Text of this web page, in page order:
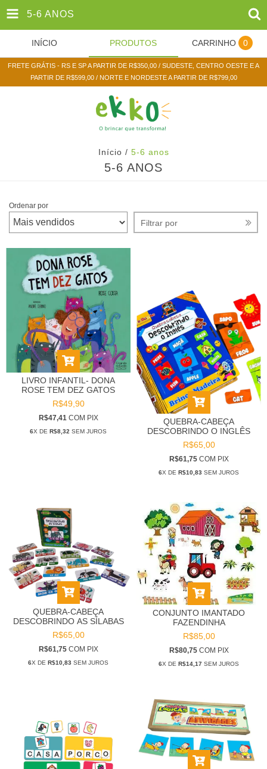
5-6 ANOS
INÍCIO PRODUTOS CARRINHO 0
FRETE GRÁTIS - RS E SP A PARTIR DE R$350,00 / SUDESTE, CENTRO OESTE E A
PARTIR DE R$599,00 / NORTE E NORDESTE A PARTIR DE R$799,00
Início / 5-6 anos
5-6 ANOS
Ordenar por
Filtrar por
LIVRO INFANTIL- DONA
ROSE TEM DEZ GATOS
R$49,90
R$47,41 COM PIX
6X DE R$8,32 SEM JUROS
QUEBRA-CABEÇA
DESCOBRINDO O INGLÊS
R$65,00
R$61,75 COM PIX
6X DE R$10,83 SEM JUROS
QUEBRA-CABEÇA
DESCOBRINDO AS SÍLABAS
R$65,00
R$61,75 COM PIX
6X DE R$10,83 SEM JUROS
CONJUNTO IMANTADO
FAZENDINHA
R$85,00
R$80,75 COM PIX
6X DE R$14,17 SEM JUROS